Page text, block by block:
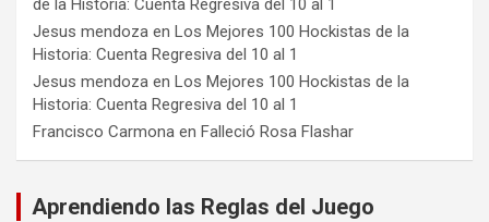
de la Historia: Cuenta Regresiva del 10 al 1
Jesus mendoza en Los Mejores 100 Hockistas de la
Historia: Cuenta Regresiva del 10 al 1
Jesus mendoza en Los Mejores 100 Hockistas de la
Historia: Cuenta Regresiva del 10 al 1
Francisco Carmona en Falleció Rosa Flashar
Aprendiendo las Reglas del Juego